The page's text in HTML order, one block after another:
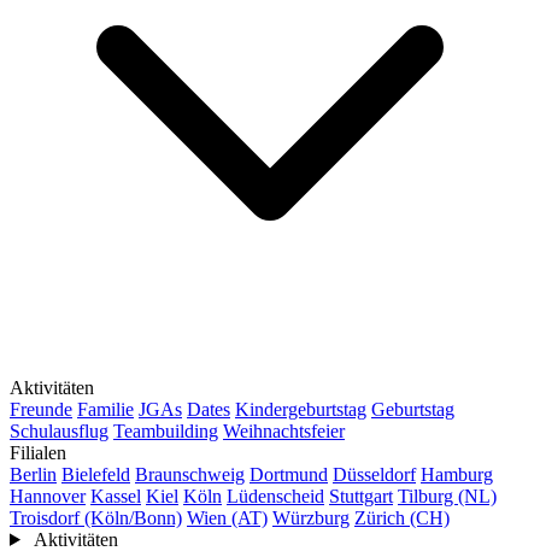
Aktivitäten
Freunde Familie JGAs Dates Kindergeburtstag Geburtstag
Schulausflug Teambuilding Weihnachtsfeier
Filialen
Berlin Bielefeld Braunschweig Dortmund Düsseldorf Hamburg
Hannover Kassel Kiel Köln Lüdenscheid Stuttgart Tilburg (NL)
Troisdorf (Köln/Bonn) Wien (AT) Würzburg Zürich (CH)
Aktivitäten